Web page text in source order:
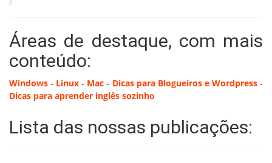
Áreas de destaque, com mais
conteúdo:
Windows - Linux - Mac - Dicas para Blogueiros e Wordpress-
Dicas para aprender inglês sozinho
Lista das nossas publicações: